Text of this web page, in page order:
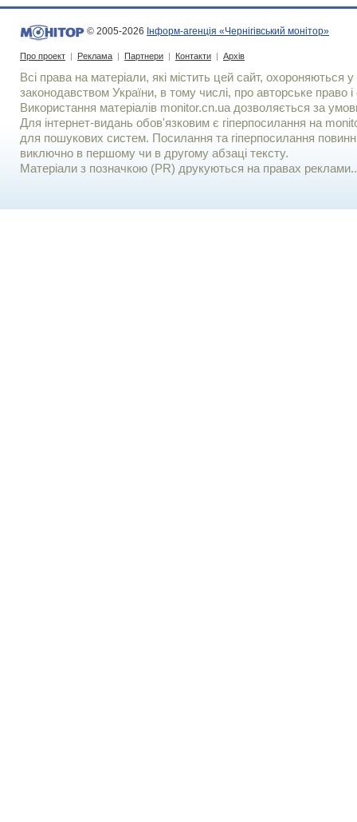
© 2005-2026 Інформ-агенція «Чернігівський монітор»
Про проект | Реклама | Партнери | Контакти | Архів
Всі права на матеріали, які містить цей сайт, охороняються у
законодавством України, в тому числі, про авторське право і
Використання матерiалiв monitor.cn.ua дозволяється за
Для iнтернет-видань обов'язковим є гiперпосилання на
для пошукових систем. Посилання та гіперпосилання
виключно в першому чи в другому абзаці тексту.
Матеріали з позначкою (PR) друкуються на правах реклами..